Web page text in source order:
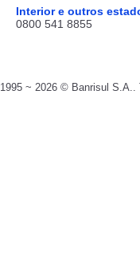
Interior e outros
0800 541 8855
1995 ~ 2026 © Banrisul S.A..